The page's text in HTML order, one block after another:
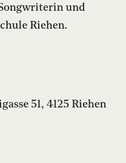
und
Riehen.
51, 4125 Riehen